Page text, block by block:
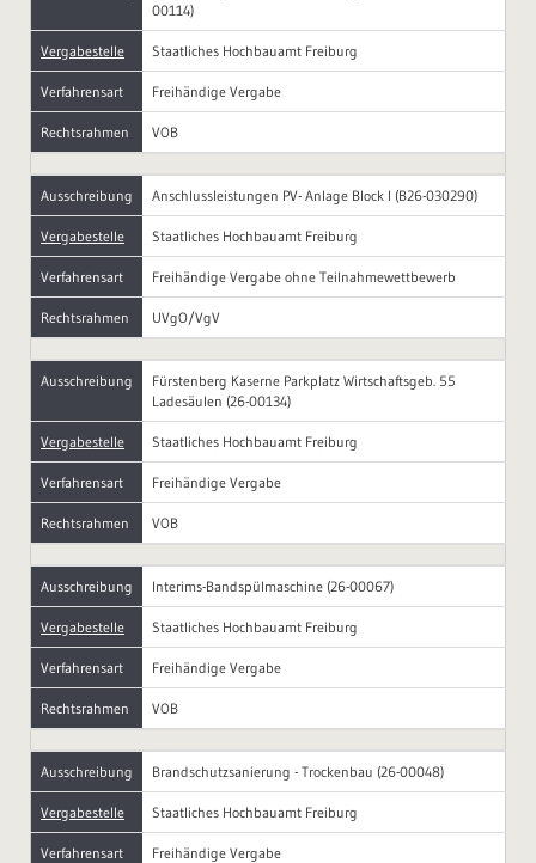
00114)
Vergabestelle Staatliches Hochbauamt Freiburg
Verfahrensart Freihändige Vergabe
Rechtsrahmen VOB
Ausschreibung Anschlussleistungen PV- Anlage Block I (B26-030290)
Vergabestelle Staatliches Hochbauamt Freiburg
Verfahrensart Freihändige Vergabe ohne Teilnahmewettbewerb
Rechtsrahmen UVgO/VgV
Ausschreibung
Fürstenberg Kaserne Parkplatz Wirtschaftsgeb. 55
Ladesäulen (26-00134)
Vergabestelle Staatliches Hochbauamt Freiburg
Verfahrensart Freihändige Vergabe
Rechtsrahmen VOB
Ausschreibung Interims-Bandspülmaschine (26-00067)
Vergabestelle Staatliches Hochbauamt Freiburg
Verfahrensart Freihändige Vergabe
Rechtsrahmen VOB
Ausschreibung Brandschutzsanierung - Trockenbau (26-00048)
Vergabestelle Staatliches Hochbauamt Freiburg
Verfahrensart Freihändige Vergabe